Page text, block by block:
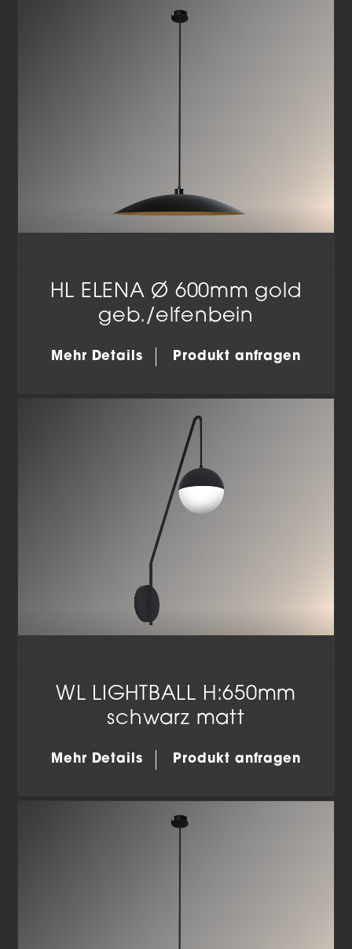
HL ELENA Ø 600mm gold
geb./elfenbein
Mehr Details Produkt anfragen
WL LIGHTBALL H:650mm
schwarz matt
Mehr Details Produkt anfragen